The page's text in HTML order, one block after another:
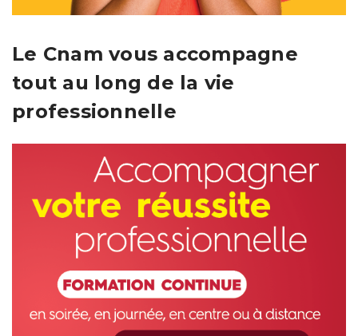
Le Cnam vous accompagne
tout au long de la vie
professionnelle